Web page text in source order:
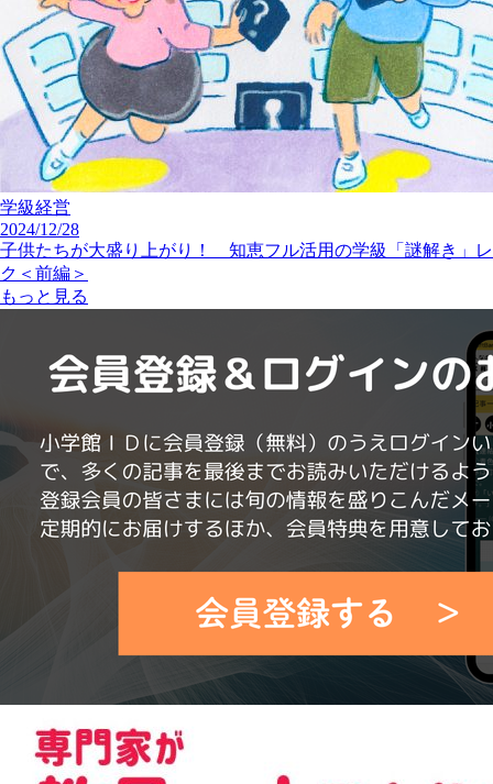
学級経営
2024/12/28
子供たちが大盛り上がり！ 知恵フル活用の学級「謎解き」レ
ク＜前編＞
もっと見る